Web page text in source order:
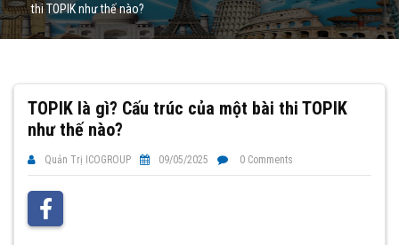
thi TOPIK như thế nào?
TOPIK là gì? Cấu trúc của một bài thi TOPIK
như thế nào?
Quản Trị ICOGROUP 09/05/2025 0 Comments